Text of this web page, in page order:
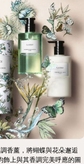
香薰，將蝴蝶與花朵邂逅
飾上與其香調完美呼應的圖